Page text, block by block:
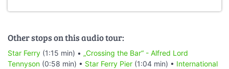
Other stops on this audio tour:
Star Ferry (1:15 min) • „Crossing the Bar“ - Alfred Lord
Tennyson (0:58 min) • Star Ferry Pier (1:04 min) • International